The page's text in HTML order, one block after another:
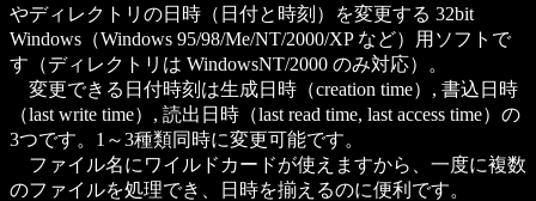
やディレクトリの日時（日付と時刻）を変更する 32bit
Windows（Windows 95/98/Me/NT/2000/XP など）用ソフトで
す（ディレクトリは WindowsNT/2000 のみ対応）。
変更できる日付時刻は生成日時（creation time）, 書込日時
（last write time）, 読出日時（last read time, last access time）の
3つです。1～3種類同時に変更可能です。
ファイル名にワイルドカードが使えますから、一度に複数
のファイルを処理でき、日時を揃えるのに便利です。